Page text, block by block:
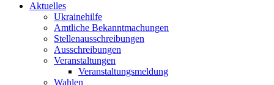
Aktuelles
Ukrainehilfe
Amtliche Bekanntmachungen
Stellenausschreibungen
Ausschreibungen
Veranstaltungen
Veranstaltungsmeldung
Wahlen